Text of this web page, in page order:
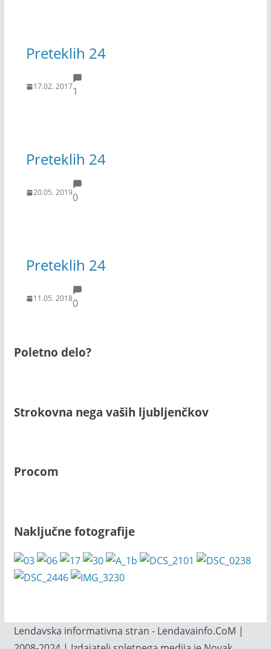
Preteklih 24
17.02. 20171
Preteklih 24
20.05. 20190
Preteklih 24
11.05. 20180
Poletno delo?
Strokovna nega vaših ljubljenčkov
Procom
Naključne fotografije
Lendavska informativna stran - Lendavainfo.CoM |